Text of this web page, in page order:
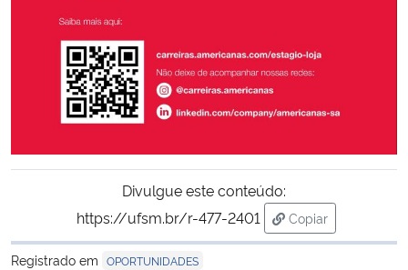
Secretaria de Governo
Gabinete de Segurança Institucional
Planalto
Divulgue este conteúdo:
https://ufsm.br/r-477-2401
Copiar
para área de
Registrado em OPORTUNIDADES